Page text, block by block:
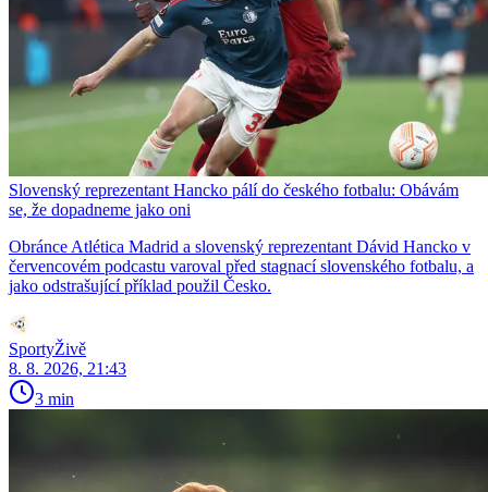
Slovenský reprezentant Hancko pálí do českého fotbalu: Obávám
se, že dopadneme jako oni
Obránce Atlética Madrid a slovenský reprezentant Dávid Hancko v
červencovém podcastu varoval před stagnací slovenského fotbalu, a
jako odstrašující příklad použil Česko.
SportyŽivě
8. 8. 2026, 21:43
3 min